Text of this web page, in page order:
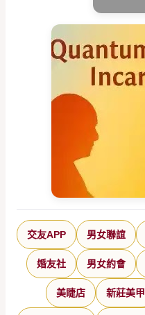
交友APP 男女聯誼
婚友社 男女約會
美睫店 新莊美甲